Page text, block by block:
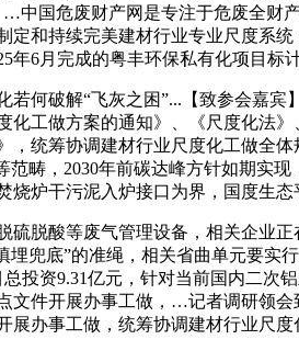
国危废财产网是专注于危废全财
和持续完美建材行业专业尺度系
6月完成的粤丰环保私有化项目标计
破解“飞灰之困”...【致参会嘉宾
工做方案的通知》、《尺度化法
统筹协调建材行业尺度化工做全
畴，2030年前碳达峰方针如期实
炉干污泥入炉接口为界，国度生态
酸等废气管理设备，相关企业正
兜底”的准绳，相关省曲单元要
投资9.31亿元，针对当前国内二
件开展办事工做，…记者调研领
展办事工做，统筹协调建材行业